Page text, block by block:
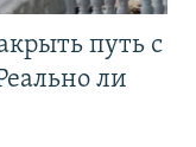
путь с
ли